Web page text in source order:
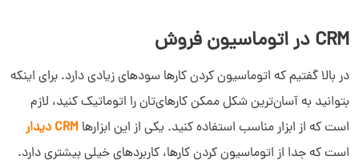
CRM در اتوماسیون فروش
در بالا گفتیم که اتوماسیون کردن کارها سودهای زیادی دارد. برای اینکه
بتوانید به آسان‌ترین شکل ممکن کارها‌ی‌تان را اتوماتیک کنید، لازم
است که از ابزار مناسب استفاده کنید. یکی از این ابزارها CRM دیدار
است که جدا از اتوماسیون کردن کارها، کاربردهای خیلی بیشتری دارد.